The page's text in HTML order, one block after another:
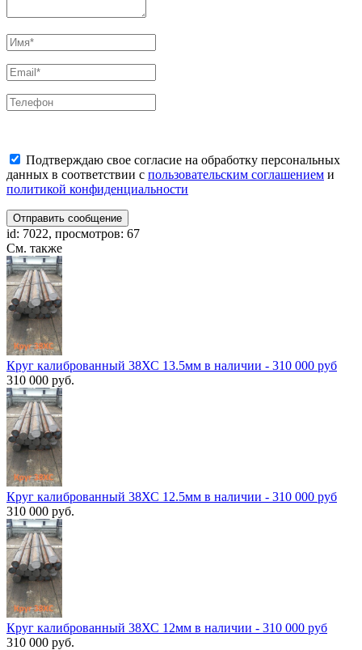
Подтверждаю свое согласие на обработку персональных
данных в соответствии с пользовательским соглашением и
политикой конфиденциальности
Отправить сообщение
id: 7022, просмотров: 67
См. также
Круг калиброванный 38ХС 13.5мм в наличии - 310 000 руб
310 000 руб.
Круг калиброванный 38ХС 12.5мм в наличии - 310 000 руб
310 000 руб.
Круг калиброванный 38ХС 12мм в наличии - 310 000 руб
310 000 руб.